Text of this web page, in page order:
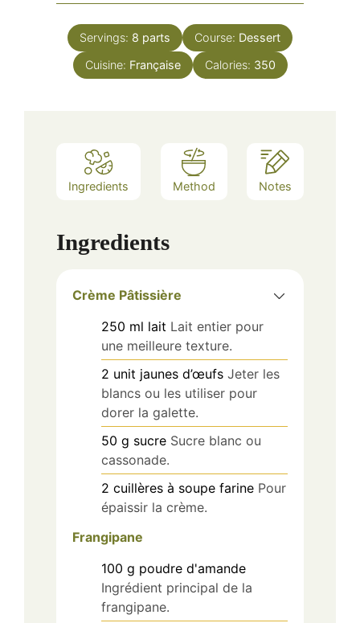
Servings: 8 parts Course: Dessert
Cuisine: Française Calories: 350
Ingredients Method Notes
Ingredients
Crème Pâtissière
250 ml lait Lait entier pour
une meilleure texture.
2 unit jaunes d’œufs Jeter les
blancs ou les utiliser pour
dorer la galette.
50 g sucre Sucre blanc ou
cassonade.
2 cuillères à soupe farine Pour
épaissir la crème.
Frangipane
100 g poudre d'amande
Ingrédient principal de la
frangipane.